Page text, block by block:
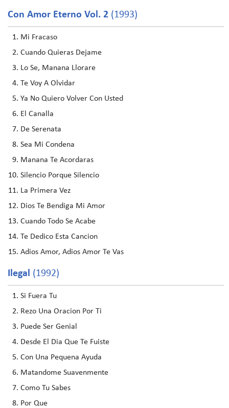
Con Amor Eterno Vol. 2 (1993)
Mi Fracaso
Cuando Quieras Dejame
Lo Se, Manana Llorare
Te Voy A Olvidar
Ya No Quiero Volver Con Usted
El Canalla
De Serenata
Sea Mi Condena
Manana Te Acordaras
Silencio Porque Silencio
La Primera Vez
Dios Te Bendiga Mi Amor
Cuando Todo Se Acabe
Te Dedico Esta Cancion
Adios Amor, Adios Amor Te Vas
Ilegal (1992)
Si Fuera Tu
Rezo Una Oracion Por Ti
Puede Ser Genial
Desde El Dia Que Te Fuiste
Con Una Pequena Ayuda
Matandome Suavenmente
Como Tu Sabes
Por Que